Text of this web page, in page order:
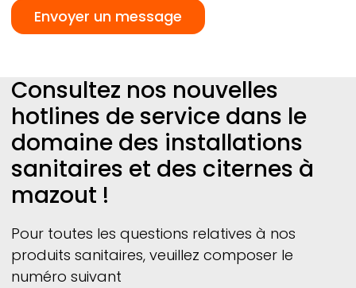
Consultez nos nouvelles
hotlines de service dans le
domaine des installations
sanitaires et des citernes à
mazout !
Pour toutes les questions relatives à nos
produits sanitaires, veuillez composer le
numéro suivant